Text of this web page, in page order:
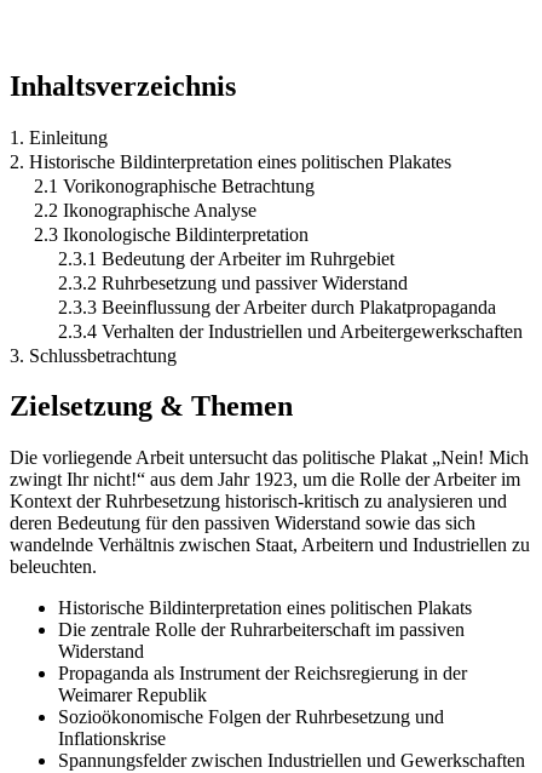
Inhaltsverzeichnis
1. Einleitung
2. Historische Bildinterpretation eines politischen Plakates
2.1 Vorikonographische Betrachtung
2.2 Ikonographische Analyse
2.3 Ikonologische Bildinterpretation
2.3.1 Bedeutung der Arbeiter im Ruhrgebiet
2.3.2 Ruhrbesetzung und passiver Widerstand
2.3.3 Beeinflussung der Arbeiter durch Plakatpropaganda
2.3.4 Verhalten der Industriellen und Arbeitergewerkschaften
3. Schlussbetrachtung
Zielsetzung & Themen
Die vorliegende Arbeit untersucht das politische Plakat „Nein! Mich
zwingt Ihr nicht!“ aus dem Jahr 1923, um die Rolle der Arbeiter im
Kontext der Ruhrbesetzung historisch-kritisch zu analysieren und
deren Bedeutung für den passiven Widerstand sowie das sich
wandelnde Verhältnis zwischen Staat, Arbeitern und Industriellen zu
beleuchten.
Historische Bildinterpretation eines politischen Plakats
Die zentrale Rolle der Ruhrarbeiterschaft im passiven
Widerstand
Propaganda als Instrument der Reichsregierung in der
Weimarer Republik
Sozioökonomische Folgen der Ruhrbesetzung und
Inflationskrise
Spannungsfelder zwischen Industriellen und Gewerkschaften